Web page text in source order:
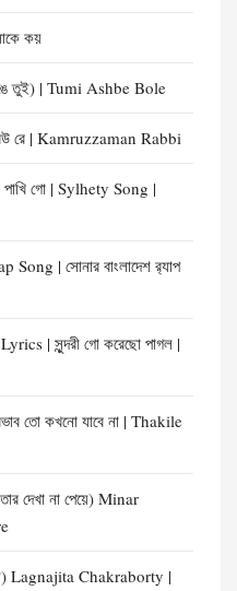
কয়
তুই) | Tumi Ashbe Bole
রে | Kamruzzaman Rabbi
গো | Sylhety Song |
| সোনার বাংলাদেশ র‍্যাপ
| সুন্দরী গো করেছো পাগল |
তো কখনো যাবে না | Thakile
দেখা না পেয়ে) Minar
Lagnajita Chakraborty |